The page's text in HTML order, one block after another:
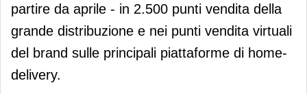
partire da aprile - in 2.500 punti vendita della
grande distribuzione e nei punti vendita virtuali
del brand sulle principali piattaforme di home-
delivery.